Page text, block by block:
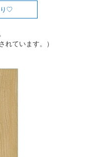
れています。）